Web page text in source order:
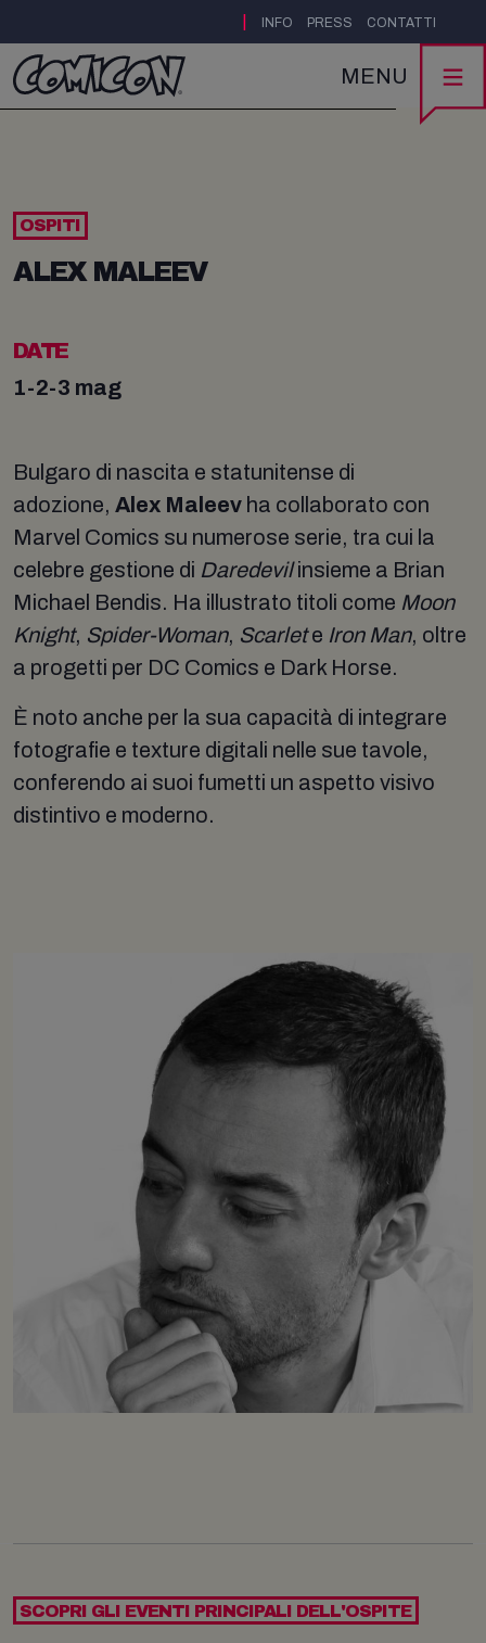
INFO PRESS CONTATTI
MENU
OSPITI
ALEX MALEEV
DATE
1-2-3 mag
Bulgaro di nascita e statunitense di
adozione, Alex Maleev ha collaborato con
Marvel Comics su numerose serie, tra cui la
celebre gestione di Daredevilinsieme a Brian
Michael Bendis. Ha illustrato titoli come Moon
Knight, Spider-Woman, Scarlete Iron Man, oltre
a progetti per DC Comics e Dark Horse.
È noto anche per la sua capacità di integrare
fotografie e texture digitali nelle sue tavole,
conferendo ai suoi fumetti un aspetto visivo
distintivo e moderno.
SCOPRI GLI EVENTI PRINCIPALI DELL'OSPITE